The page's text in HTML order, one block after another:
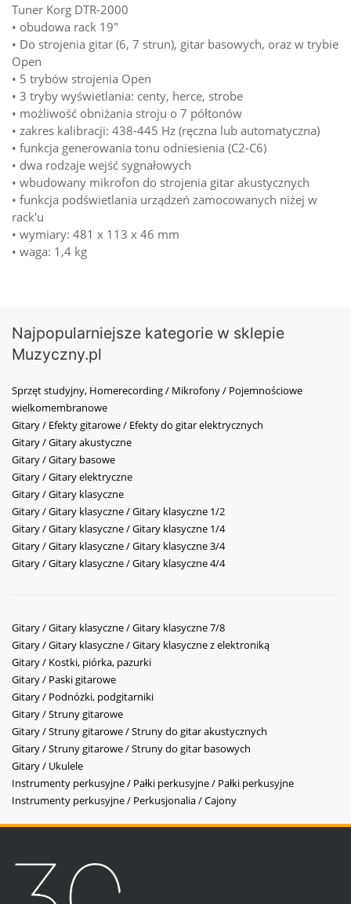
Tuner Korg DTR-2000
• obudowa rack 19"
• Do strojenia gitar (6, 7 strun), gitar basowych, oraz w trybie
Open
• 5 trybów strojenia Open
• 3 tryby wyświetlania: centy, herce, strobe
• możliwość obniżania stroju o 7 półtonów
• zakres kalibracji: 438-445 Hz (ręczna lub automatyczna)
• funkcja generowania tonu odniesienia (C2-C6)
• dwa rodzaje wejść sygnałowych
• wbudowany mikrofon do strojenia gitar akustycznych
• funkcja podświetlania urządzeń zamocowanych niżej w
rack'u
• wymiary: 481 x 113 x 46 mm
• waga: 1,4 kg
Najpopularniejsze kategorie w sklepie
Muzyczny.pl
Sprzęt studyjny, Homerecording / Mikrofony / Pojemnościowe
wielkomembranowe
Gitary / Efekty gitarowe / Efekty do gitar elektrycznych
Gitary / Gitary akustyczne
Gitary / Gitary basowe
Gitary / Gitary elektryczne
Gitary / Gitary klasyczne
Gitary / Gitary klasyczne / Gitary klasyczne 1/2
Gitary / Gitary klasyczne / Gitary klasyczne 1/4
Gitary / Gitary klasyczne / Gitary klasyczne 3/4
Gitary / Gitary klasyczne / Gitary klasyczne 4/4
Gitary / Gitary klasyczne / Gitary klasyczne 7/8
Gitary / Gitary klasyczne / Gitary klasyczne z elektroniką
Gitary / Kostki, piórka, pazurki
Gitary / Paski gitarowe
Gitary / Podnóżki, podgitarniki
Gitary / Struny gitarowe
Gitary / Struny gitarowe / Struny do gitar akustycznych
Gitary / Struny gitarowe / Struny do gitar basowych
Gitary / Ukulele
Instrumenty perkusyjne / Pałki perkusyjne / Pałki perkusyjne
Instrumenty perkusyjne / Perkusjonalia / Cajony